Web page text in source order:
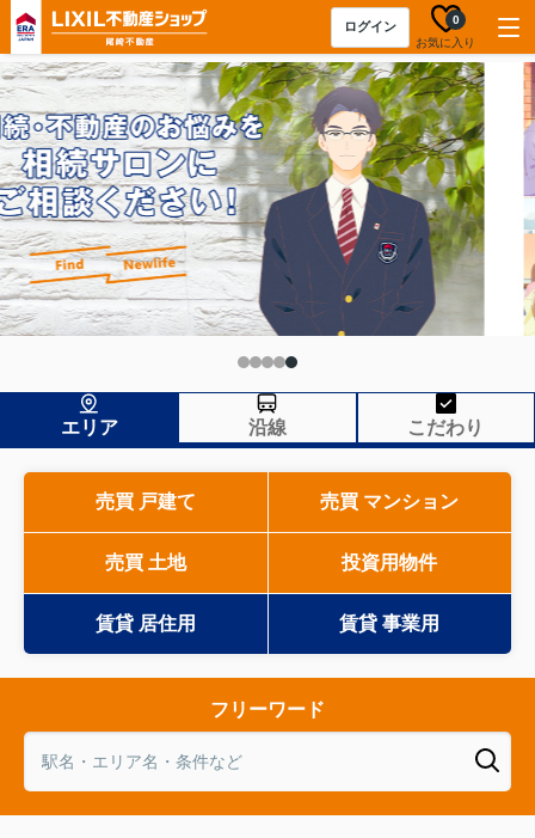
ログイン
お気に入り
0
エリア 沿線 こだわり
売買 戸建て 売買 マンション
売買 土地 投資用物件
賃貸 居住用 賃貸 事業用
フリーワード